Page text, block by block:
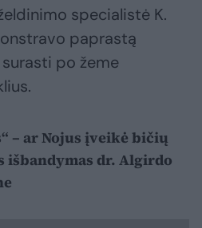
specialistė K.
paprastą
po žeme
– ar Nojus įveikė bičių
išbandymas dr. Algirdo